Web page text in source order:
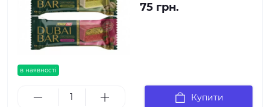
в наявності
75 грн.
Купити